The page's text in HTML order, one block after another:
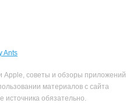
Ants
Apple, советы и обзоры приложений
материалов с сайта
источника обязательно.